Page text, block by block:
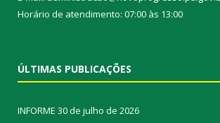
Horário de atendimento: 07:00 às 13:00
ÚLTIMAS PUBLICAÇÕES
INFORME 30 de julho de 2026